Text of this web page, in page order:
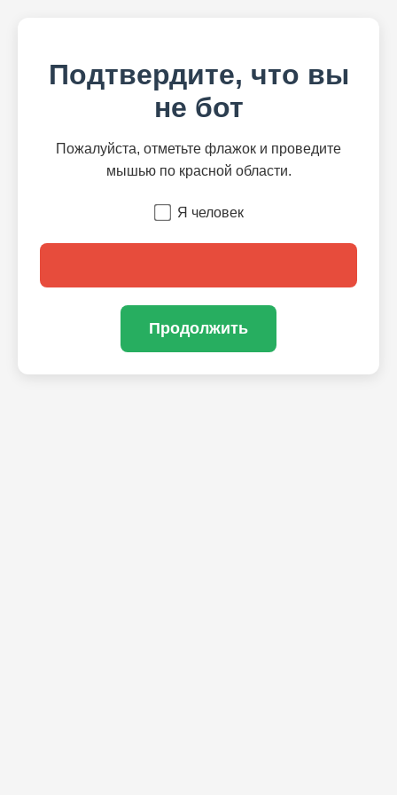
Подтвердите, что вы
не бот
Пожалуйста, отметьте флажок и проведите
мышью по красной области.
Я человек
Продолжить